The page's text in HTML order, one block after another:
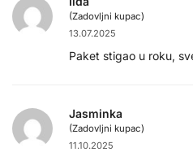
(Zadovljni kupac)
13.07.2025
Paket stigao u roku,
Jasminka
(Zadovljni kupac)
11.10.2025